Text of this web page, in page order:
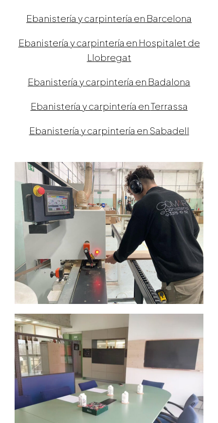
Ebanistería y carpintería en Barcelona
Ebanistería y carpintería en Hospitalet de
Llobregat
Ebanistería y carpintería en Badalona
Ebanistería y carpintería enTerrassa
Ebanistería y carpintería en Sabadell